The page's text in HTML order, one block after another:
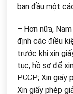
ban đầu một
– Hơn nữa,
định các điều
trước khi xin
tục, hồ sơ để
PCCP; Xin giấy
Xin giấy phép